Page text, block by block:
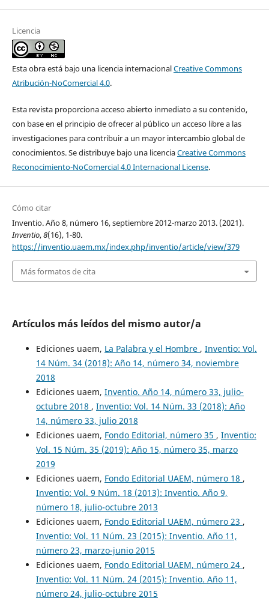
Licencia
Esta obra está bajo una licencia internacionalCreative Commons
Atribución-NoComercial 4.0.
Esta revista proporciona acceso abierto inmediato a su contenido,
con base en el principio de ofrecer al público un acceso libre a las
investigaciones para contribuir a un mayor intercambio global de
conocimientos. Se distribuye bajo una licenciaCreative Commons
Reconocimiento-NoComercial 4.0 Internacional License.
Cómo citar
Inventio. Año 8, número 16, septiembre 2012-marzo 2013. (2021).
Inventio,8(16), 1-80.
https://inventio.uaem.mx/index.php/inventio/article/view/379
Más formatos de cita
Artículos más leídos del mismo autor/a
Ediciones uaem, La Palabra y el Hombre , Inventio: Vol.
14 Núm. 34 (2018): Año 14, número 34, noviembre
2018
Ediciones uaem, Inventio. Año 14, número 33, julio-
octubre 2018 , Inventio: Vol. 14 Núm. 33 (2018): Año
14, número 33, julio 2018
Ediciones uaem, Fondo Editorial, número 35 , Inventio:
Vol. 15 Núm. 35 (2019): Año 15, número 35, marzo
2019
Ediciones uaem, Fondo Editorial UAEM, número 18 ,
Inventio: Vol. 9 Núm. 18 (2013): Inventio. Año 9,
número 18, julio-octubre 2013
Ediciones uaem, Fondo Editorial UAEM, número 23 ,
Inventio: Vol. 11 Núm. 23 (2015): Inventio. Año 11,
número 23, marzo-junio 2015
Ediciones uaem, Fondo Editorial UAEM, número 24 ,
Inventio: Vol. 11 Núm. 24 (2015): Inventio. Año 11,
número 24, julio-octubre 2015